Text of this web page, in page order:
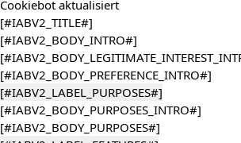
Cookiebot aktualisiert
[#IABV2_TITLE#]
[#IABV2_BODY_INTRO#]
[#IABV2_BODY_PREFERENCE_INTRO#]
[#IABV2_LABEL_PURPOSES#]
[#IABV2_BODY_PURPOSES_INTRO#]
[#IABV2_BODY_PURPOSES#]